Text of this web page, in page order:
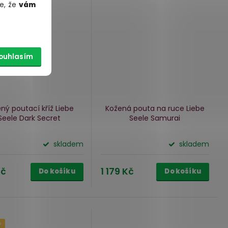
že vám
poutací kříž Liebe
Dark Secret
skladem
Do košíku
Kožená pouta na ruce Liebe
Seele Samurai
skladem
1 179 Kč Do košíku